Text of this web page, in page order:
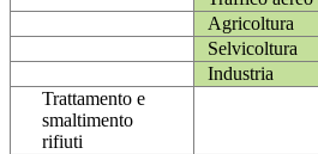
Agricoltura
Selvicoltura
Industria
Trattamento e
smaltimento
rifiuti